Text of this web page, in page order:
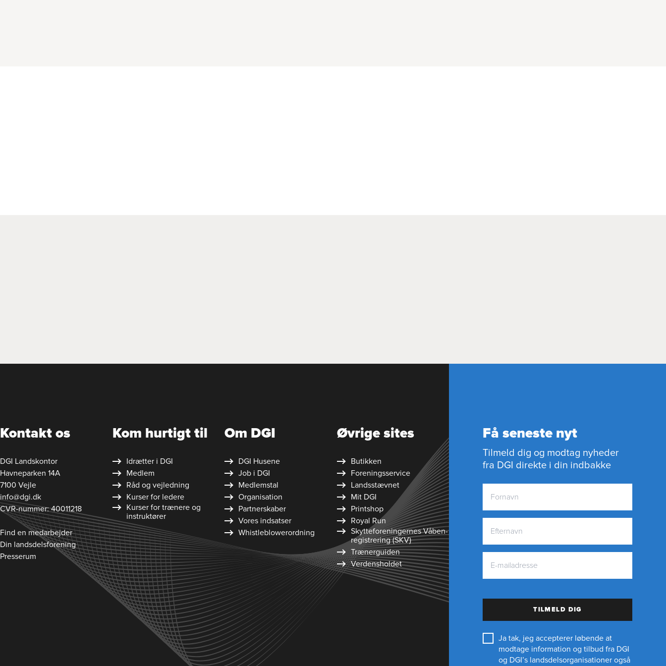
Kontakt os
DGI Landskontor
Havneparken 14A
7100 Vejle
info@dgi.dk
CVR-nummer: 40011218
Find en medarbejder
Din landsdelsforening
Presserum
Kom hurtigt til
Idrætter i DGI
Medlem
Råd og vejledning
Kurser for ledere
Kurser for trænere og
instruktører
Om DGI
DGI Husene
Job i DGI
Medlemstal
Organisation
Partnerskaber
Vores indsatser
Whistleblower­ordning
Øvrige sites
Butikken
Foreningsservice
Landsstævnet
Mit DGI
Printshop
Royal Run
Skytte­foreningernes Våben­
registrering (SKV)
Trænerguiden
Verdensholdet
Få seneste nyt
Tilmeld dig og modtag nyheder
fra DGI direkte i din indbakke
TILMELD DIG
Ja tak, jeg accepterer løbende at
modtage information og tilbud fra DGI
og DGI’s landsdelsorganisationer også